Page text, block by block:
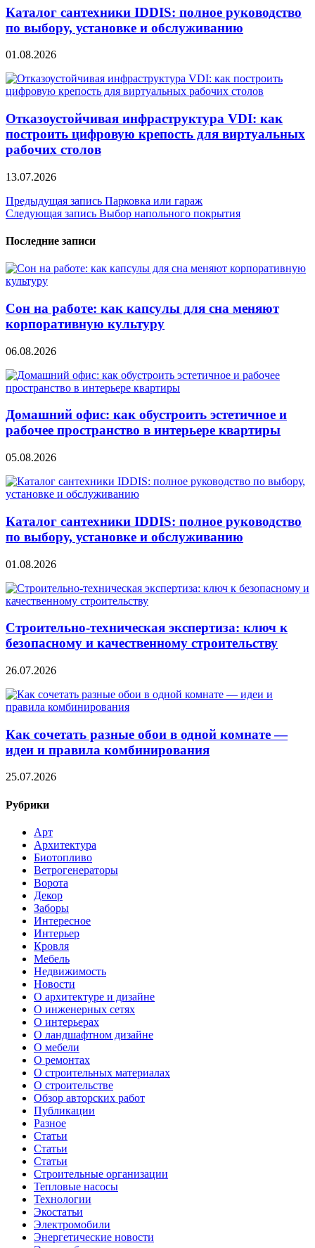
Каталог сантехники IDDIS: полное руководство
по выбору, установке и обслуживанию
01.08.2026
Отказоустойчивая инфраструктура VDI: как
построить цифровую крепость для виртуальных
рабочих столов
13.07.2026
Навигация
по
записям
Предыдущая запись Парковка или гараж
Следующая запись Выбор напольного покрытия
Последние записи
Сон на работе: как капсулы для сна меняют
корпоративную культуру
06.08.2026
Домашний офис: как обустроить эстетичное и
рабочее пространство в интерьере квартиры
05.08.2026
Каталог сантехники IDDIS: полное руководство
по выбору, установке и обслуживанию
01.08.2026
Строительно‑техническая экспертиза: ключ к
безопасному и качественному строительству
26.07.2026
Как сочетать разные обои в одной комнате —
идеи и правила комбинирования
25.07.2026
Рубрики
Арт
Архитектура
Биотопливо
Ветрогенераторы
Ворота
Декор
Заборы
Интересное
Интерьер
Кровля
Мебель
Недвижимость
Новости
О архитектуре и дизайне
О инженерных сетях
О интерьерах
О ландшафтном дизайне
О мебели
О ремонтах
О строительных материалах
О строительстве
Обзор авторских работ
Публикации
Разное
Статьи
Статьи
Статьи
Строительные организации
Тепловые насосы
Технологии
Экостатьи
Электромобили
Энергетические новости